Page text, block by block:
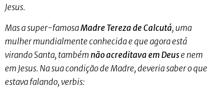
Jesus.
Mas a super-famosaMadre Tereza de Calcutá, uma
mulher mundialmente conhecida e que agora está
virando Santa, tambémnão acreditava em Deuse nem
em Jesus. Na sua condição de Madre, deveria saber o que
estava falando, verbis: